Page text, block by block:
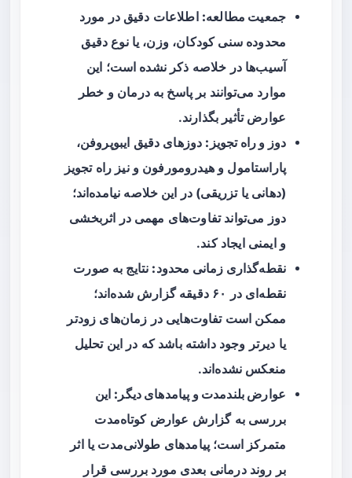
جمعیت مطالعه: اطلاعات دقیق در مورد
محدوده سنی کودکان، وزن، یا نوع دقیق
آسیب‌ها در خلاصه ذکر نشده است؛ این
موارد می‌توانند بر پاسخ به درمان و خطر
عوارض تأثیر بگذارند.
دوز و راه تجویز: دوزهای دقیق ایبوپروفن،
پاراستامول و هیدرومورفون و نیز راه تجویز
(دهانی یا تزریقی) در این خلاصه نیامده‌اند؛
دوز می‌تواند تفاوت‌های مهمی در اثربخشی
و ایمنی ایجاد کند.
نقطه‌گذاری زمانی محدود: نتایج به صورت
نقطه‌ای در ۶۰ دقیقه گزارش شده‌اند؛
ممکن است تفاوت‌هایی در زمان‌های زودتر
یا دیرتر وجود داشته باشد که در این تحلیل
منعکس نشده‌اند.
عوارض بلندمدت و پیامدهای دیگر: این
بررسی به گزارش عوارض کوتاه‌مدت
متمرکز است؛ پیامدهای طولانی‌مدت یا اثر
بر روند درمانی بعدی مورد بررسی قرار